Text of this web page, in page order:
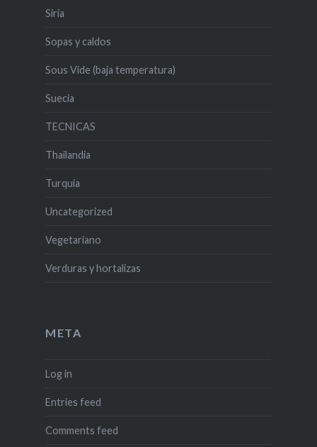
Siria
Sopas y caldos
Sous Vide (baja temperatura)
Suecia
TECNICAS
Thailandia
Turquia
Uncategorized
Vegetariano
Verduras y hortalizas
META
Log in
Entries feed
Comments feed